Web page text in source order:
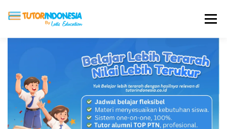
Menu
ABOUT US JADI PENGAJAR
BIAYA LES TESTIMONI PROFIL ALUMNI